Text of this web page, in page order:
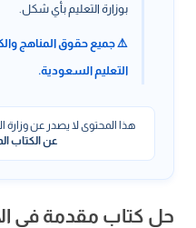
بوزارة التعليم بأي شكل.
⚠️ جميع حقوق المناهج
التعليم السعودية.
هذا المحتوى لا يصدر عن
عن الكتاب
حل كتاب مقدمة في